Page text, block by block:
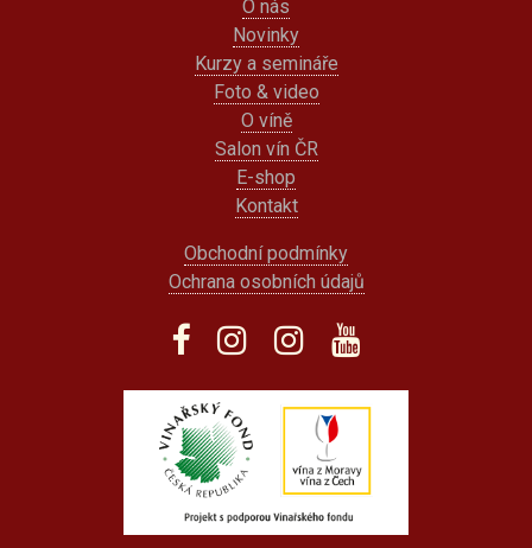
O nás
Novinky
Kurzy a semináře
Foto & video
O víně
Salon vín ČR
E-shop
Kontakt
Obchodní podmínky
Ochrana osobních údajů